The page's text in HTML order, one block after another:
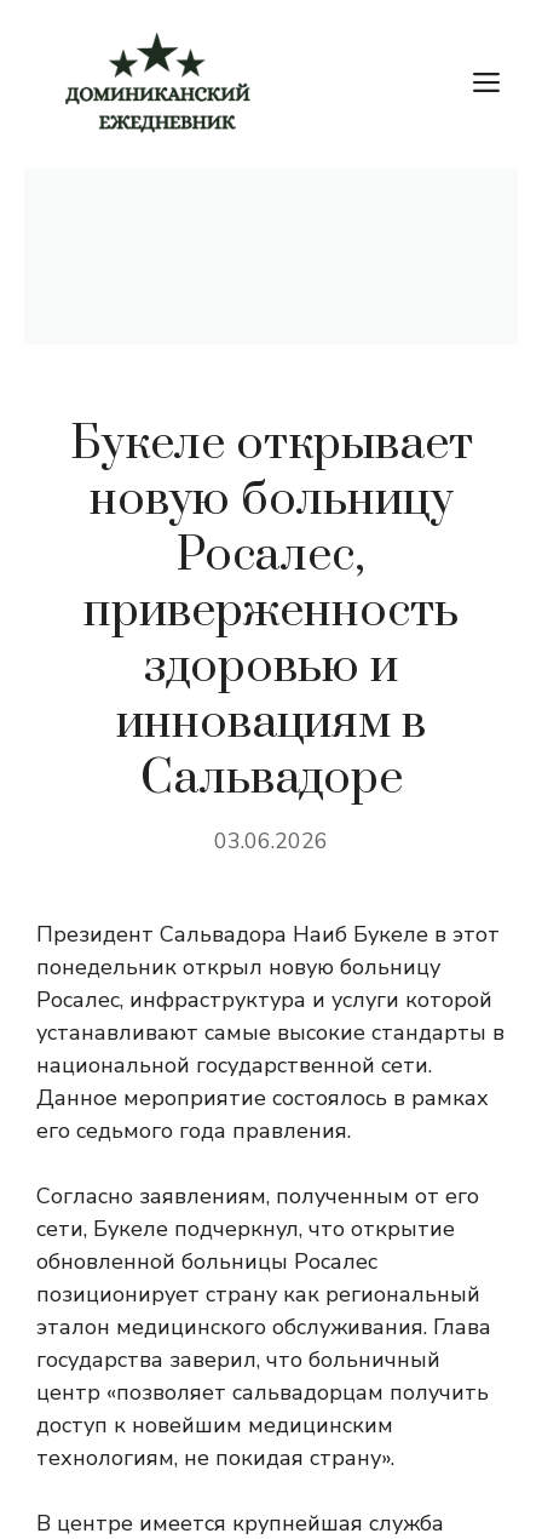
содержимому
Букеле открывает
новую больницу
Росалес,
приверженность
здоровью и
инновациям в
Сальвадоре
03.06.2026
Президент Сальвадора Наиб Букеле в этот
понедельник открыл новую больницу
Росалес, инфраструктура и услуги которой
устанавливают самые высокие стандарты в
национальной государственной сети.
Данное мероприятие состоялось в рамках
его седьмого года правления.
Согласно заявлениям, полученным от его
сети, Букеле подчеркнул, что открытие
обновленной больницы Росалес
позиционирует страну как региональный
эталон медицинского обслуживания. Глава
государства заверил, что больничный
центр «позволяет сальвадорцам получить
доступ к новейшим медицинским
технологиям, не покидая страну».
В центре имеется крупнейшая служба